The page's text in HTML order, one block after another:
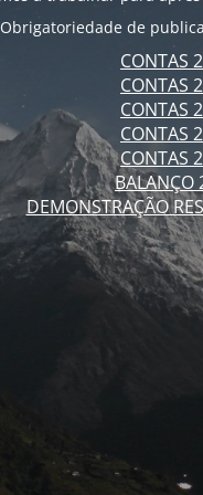
Obrigatoriedade de
CONTAS
CONTAS
CONTAS
CONTAS
CONTAS
BALANÇO
DEMONSTRAÇÃO